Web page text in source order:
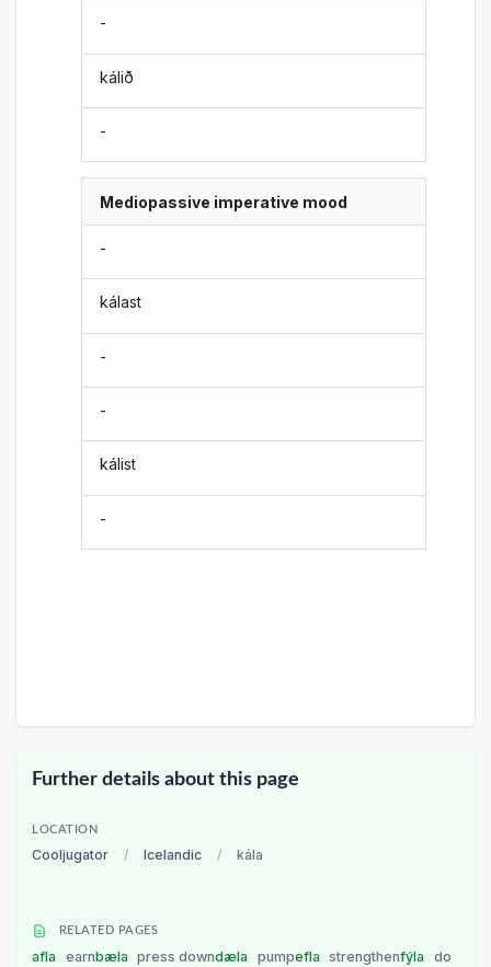
-
kálið
-
Mediopassive imperative mood
-
kálast
-
-
kálist
-
Further details about this page
LOCATION
Cooljugator / Icelandic / kála
RELATED PAGES
afla earnbæla press downdæla pumpefla strengthenfýla
do